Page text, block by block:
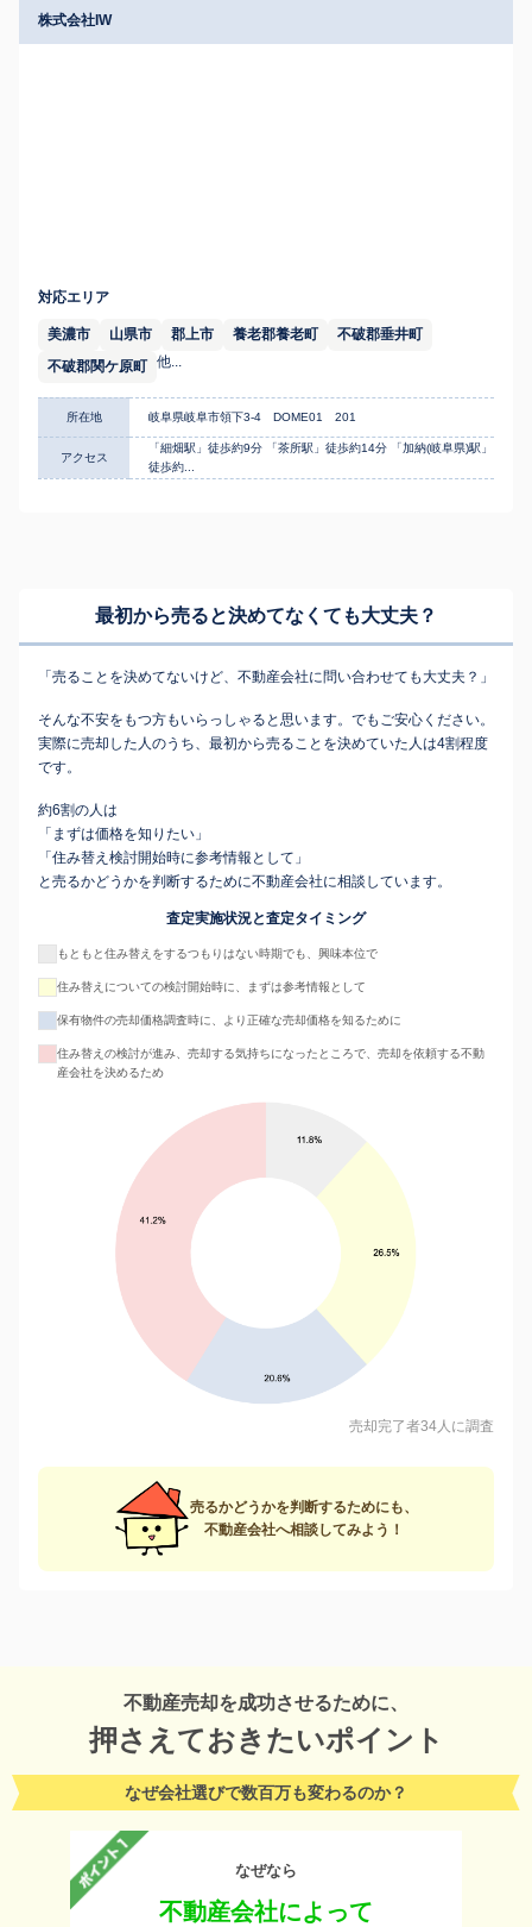
株式会社IW
対応エリア
美濃市 山県市 郡上市 養老郡養老町
不破郡垂井町
不破郡関ケ原町 他...
所在地 岐阜県岐阜市領下3-4 DOME01 201
アクセス
「細畑駅」徒歩約9分 「茶所駅」徒歩約14分 「加納(岐阜県)駅」
徒歩約...
最初から売ると決めてなくても大丈夫？
「売ることを決めてないけど、不動産会社に問い合わせても大丈夫？」
そんな不安をもつ方もいらっしゃると思います。でもご安心ください。
実際に売却した人のうち、最初から売ることを決めていた人は4割程度
です。
約6割の人は
「まずは価格を知りたい」
「住み替え検討開始時に参考情報として」
と売るかどうかを判断するために不動産会社に相談しています。
査定実施状況と査定タイミング
もともと住み替えをするつもりはない時期でも、興味本位で
住み替えについての検討開始時に、まずは参考情報として
保有物件の売却価格調査時に、より正確な売却価格を知るために
住み替えの検討が進み、売却する気持ちになったところで、売却を依頼する不動
産会社を決めるため
売却完了者34人に調査
売るかどうかを判断するためにも、
不動産会社へ相談してみよう！
不動産売却を成功させるために、
押さえておきたいポイント
なぜ会社選びで数百万も変わるのか？
なぜなら
不動産会社によって